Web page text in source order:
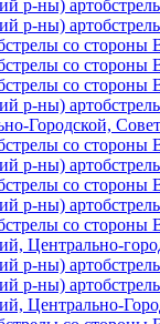
р-ны)
р-ны)
со
со
со
р-ны)
Городской,
со
р-ны)
со
р-ны)
со
Центрально-
р-ны)
р-ны)
Центрально-